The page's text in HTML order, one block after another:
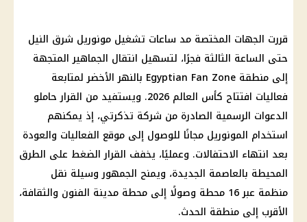
قررت الجهات المختصة مد ساعات تشغيل مونوريل شرق النيل
حتى الساعة الثالثة فجرًا، لتسهيل انتقال الجماهير المتجهة
إلى منطقة Egyptian Fan Zone بالنهر الأخضر لمتابعة
فعاليات افتتاح كأس العالم 2026. ويستفيد من القرار حاملو
الدعوات الرسمية الصادرة من شركة تذكرتي، إذ يمكنهم
استخدام المونوريل مجانًا للوصول إلى موقع الفعاليات والعودة
بعد انتهاء الاحتفالات. وعمليًا، يخفف القرار الضغط على الطرق
المحيطة بالعاصمة الجديدة، ويمنح الجمهور وسيلة نقل
منظمة عبر 16 محطة وصولًا إلى محطة مدينة الفنون والثقافة،
الأقرب إلى منطقة الحدث.